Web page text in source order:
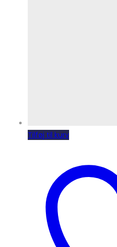
Tilføj til kurv